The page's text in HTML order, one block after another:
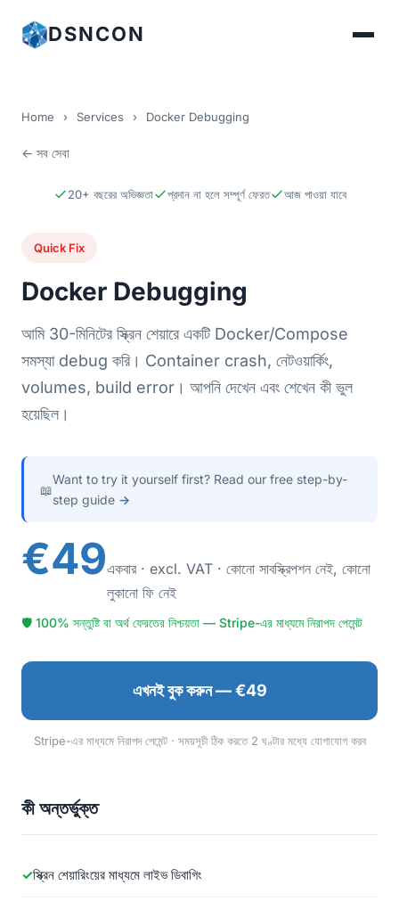
DSNCON
Home › Services › Docker Debugging
← সব সেবা
20+ বছরের অভিজ্ঞতা প্রদান না হলে সম্পূর্ণ ফেরত আজ পাওয়া যাবে
Quick Fix
Docker Debugging
আমি 30-মিনিটের স্ক্রিন শেয়ারে একটি Docker/Compose
সমস্যা debug করি। Container crash, নেটওয়ার্কিং,
volumes, build error। আপনি দেখেন এবং শেখেন কী ভুল
হয়েছিল।
📖
Want to try it yourself first? Read our free step-by-
step guide →
€49একবার · excl. VAT · কোনো সাবস্ক্রিপশন নেই, কোনো
লুকানো ফি নেই
🛡 100% সন্তুষ্টি বা অর্থ ফেরতের নিশ্চয়তা — Stripe-এর মাধ্যমে নিরাপদ পেমেন্ট
এখনই বুক করুন — €49
Stripe-এর মাধ্যমে নিরাপদ পেমেন্ট · সময়সূচী ঠিক করতে 2 ঘণ্টার মধ্যে যোগাযোগ করব
কী অন্তর্ভুক্ত
স্ক্রিন শেয়ারিংয়ের মাধ্যমে লাইভ ডিবাগিং